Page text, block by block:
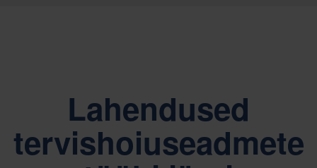
Lahendused
tervishoiuseadmete